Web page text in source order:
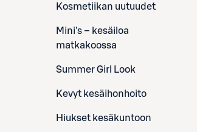
Kosmetiikan uutuudet
Mini's – kesäiloa
matkakoossa
Summer Girl Look
Kevyt kesäihonhoito
Hiukset kesäkuntoon